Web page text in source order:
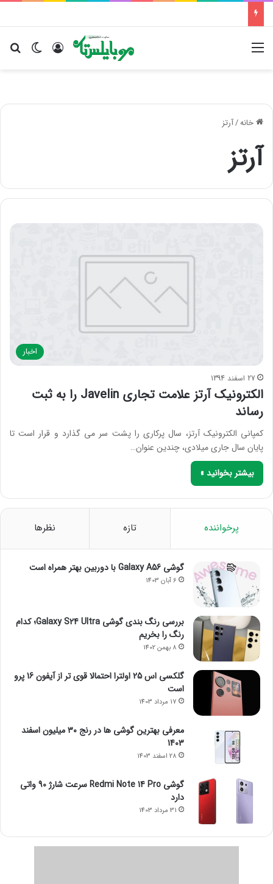
تغییر ورود
خانه/آرتز
آرتز
اخبار
27 اسفند 1394
الکترونیک آرتز علامت تجاری Javelin را به ثبت
رساند
کمپانی الکترونیک آرتز، سال پرکاری را پشت سر می گذارد و قرار است تا
پایان سال جاری میلادی، چندین عنوان…
بیشتر بخوانید »
پرخواننده تازه نظرها
گوشی Galaxy A56 با دوربین بهتر همراه است
6 آبان 1403
بررسی رنگ بندی گوشی Galaxy S24 Ultra؛ کدام
رنگ را بخریم
8 بهمن 1402
گلکسی اس 25 اولترا احتمالا قوی تر از آیفون 16 پرو
است
17 مرداد 1403
معرفی بهترین گوشی ها در رنج ۳۰ میلیون اسفند
1403
28 اسفند 1403
گوشی Redmi Note 14 Pro سرعت شارژ 90 واتی
دارد
31 مرداد 1403